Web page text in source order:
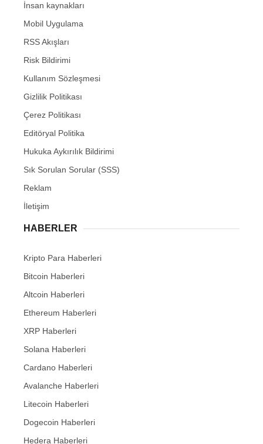
İnsan kaynakları
Mobil Uygulama
RSS Akışları
Risk Bildirimi
Kullanım Sözleşmesi
Gizlilik Politikası
Çerez Politikası
Editöryal Politika
Hukuka Aykırılık Bildirimi
Sık Sorulan Sorular (SSS)
Reklam
İletişim
HABERLER
Kripto Para Haberleri
Bitcoin Haberleri
Altcoin Haberleri
Ethereum Haberleri
XRP Haberleri
Solana Haberleri
Cardano Haberleri
Avalanche Haberleri
Litecoin Haberleri
Dogecoin Haberleri
Hedera Haberleri